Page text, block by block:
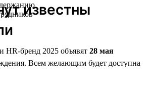
известны
HR-бренд 2025 объявят 28 мая
Всем желающим будет доступна